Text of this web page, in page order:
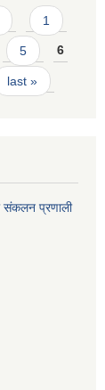
1
5 6
last »
संकलन प्रणाली